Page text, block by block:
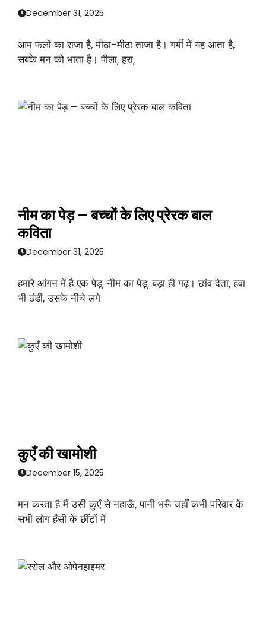
December 31, 2025
आम फलों का राजा है, मीठा-मीठा ताजा है। गर्मी में यह आता है,
सबके मन को भाता है। पीला, हरा,
नीम का पेड़ – बच्चों के लिए प्रेरक बाल
कविता
December 31, 2025
हमारे आंगन में है एक पेड़, नीम का पेड़, बड़ा ही गढ़। छांव देता, हवा
भी ठंडी, उसके नीचे लगे
कुएँ की खामोशी
December 15, 2025
मन करता है मैं उसी कुएँ से नहाऊँ, पानी भरूँ जहाँ कभी परिवार के
सभी लोग हँसी के छींटों में